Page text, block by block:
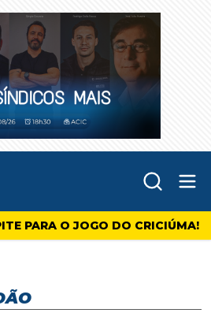
PARA O JOGO DO CRICIÚMA!